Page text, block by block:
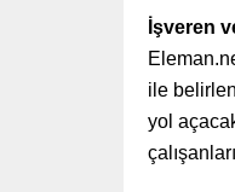
İşveren
ile
yol